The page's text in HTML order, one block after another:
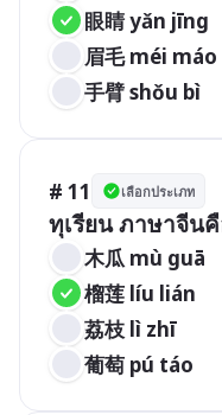
眼睛 yǎn jīng
眉毛 méi máo
手臂 shǒu bì
# 11 เลือกประเภท
ทุเรียน ภาษาจีน
木瓜 mù guā
榴莲 líu lián
荔枝 lì zhī
葡萄 pú táo